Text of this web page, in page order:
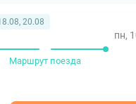
20.08
Маршрут поезда
пн,